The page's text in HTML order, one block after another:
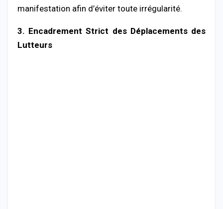
manifestation afin d’éviter toute irrégularité.
3. Encadrement Strict des Déplacements des
Lutteurs